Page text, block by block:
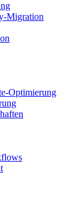
Migration
Optimierung